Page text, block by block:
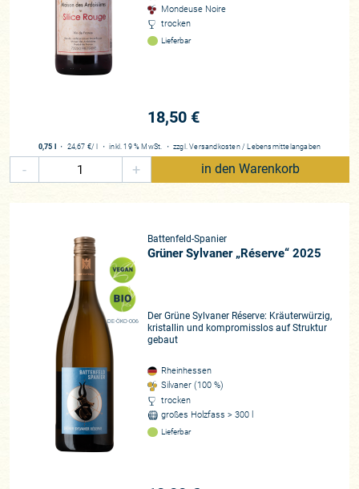
Mondeuse Noire
trocken
Lieferbar
18,50 €
0,75 l ・ 24,67 €/ l ・inkl. 19 % MwSt. ・ zzgl.Versandkosten / Lebensmittelangaben
- + in den Warenkorb
DE-ÖKO-006
Battenfeld-Spanier
Grüner Sylvaner „Réserve“ 2025
Der Grüne Sylvaner Réserve: Kräuterwürzig,
kristallin und kompromisslos auf Struktur
gebaut
Rheinhessen
Silvaner (100 %)
trocken
großes Holzfass > 300 l
Lieferbar